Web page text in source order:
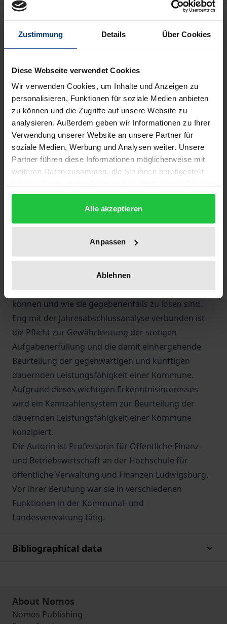
Zustimmung Details Über Cookies
Diese Webseite verwendet Cookies
Wir verwenden Cookies, um Inhalte und Anzeigen zu
personalisieren, Funktionen für soziale Medien anbieten
zu können und die Zugriffe auf unsere Website zu
analysieren. Außerdem geben wir Informationen zu Ihrer
Verwendung unserer Website an unsere Partner für
soziale Medien, Werbung und Analysen weiter. Unsere
Partner führen diese Informationen möglicherweise mit
weiteren Daten zusammen, die Sie ihnen bereitgestellt
gesammelt haben.
Alle akzeptieren
Anpassen
Ablehnen
Description
Der Haushaltsplan und der Jahresabschluss sind
Kommune. Sie bedürfen jedoch einer
zielorientierten Analyse, um entscheidungsrelevante
Erkenntnisse über die wirtschaftliche Lage einer
Kommune ableiten zu können. Unter
Berücksichtigung der kommunalen Besonderheiten
wird in dieser Monografie untersucht, ob und
inwieweit die bei privaten Unternehmen etablierte
Jahresabschlussanalyse für die Analyse kommunaler
welchen Bereichen Modifikationen vorzunehmen
herausgearbeitet, wie eine ziel- und
zukunftsorientierte ganzheitliche
Jahresabschlussanalyse durchgeführt werden kann,
welche Schwierigkeiten sich bei der Analyse ergeben
können und wie sie gegebenenfalls zu lösen sind.
Eng mit der Jahresabschlussanalyse verbunden ist
die Pflicht zur Gewährleistung der stetigen
Aufgabenerfüllung und die damit einhergehende
Beurteilung der gegenwärtigen und künftigen
dauernden Leistungsfähigkeit einer Kommune.
Aufgrund dieses wichtigen Erkenntnisinteresses
wird ein Kennzahlensystem zur Beurteilung der
dauernden Leistungsfähigkeit einer Kommune
konzipiert.
Die Autorin ist Professorin für Öffentliche Finanz-
und Betriebswirtschaft an der Hochschule für
öffentliche Verwaltung und Finanzen Ludwigsburg.
Vor ihrer Berufung war sie in verschiedenen
Funktionen in der Kommunal- und
Landesverwaltung tätig.
Bibliographical data
About Nomos
Nomos Publishing